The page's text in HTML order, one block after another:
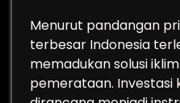
Menurut pandangan
terbesar Indonesia
memadukan solusi
pemerataan. Investasi